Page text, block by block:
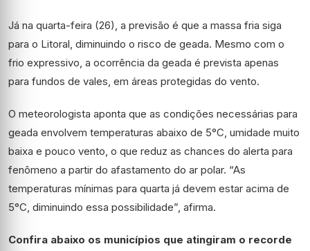
Já na quarta-feira (26), a previsão é que a massa fria siga
para o Litoral, diminuindo o risco de geada. Mesmo com o
frio expressivo, a ocorrência da geada é prevista apenas
para fundos de vales, em áreas protegidas do vento.
O meteorologista aponta que as condições necessárias para
geada envolvem temperaturas abaixo de 5°C, umidade muito
baixa e pouco vento, o que reduz as chances do alerta para
fenômeno a partir do afastamento do ar polar. “As
temperaturas mínimas para quarta já devem estar acima de
5°C, diminuindo essa possibilidade”, afirma.
Confira abaixo os municípios que atingiram o recorde